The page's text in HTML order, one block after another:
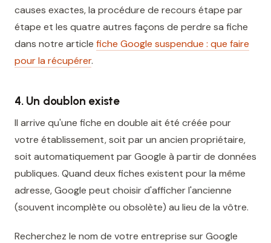
causes exactes, la procédure de recours étape par
étape et les quatre autres façons de perdre sa fiche
dans notre article fiche Google suspendue : que faire
pour la récupérer.
4. Un doublon existe
Il arrive qu'une fiche en double ait été créée pour
votre établissement, soit par un ancien propriétaire,
soit automatiquement par Google à partir de données
publiques. Quand deux fiches existent pour la même
adresse, Google peut choisir d'afficher l'ancienne
(souvent incomplète ou obsolète) au lieu de la vôtre.
Recherchez le nom de votre entreprise sur Google